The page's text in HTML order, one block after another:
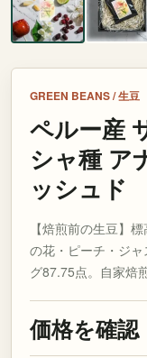
GREEN BEANS / 生豆
ペルー産
シャ種 ア
ッシュド
【焙煎前の生豆】
の花・ピーチ・ジ
グ87.75点。自家焙
価格を確認